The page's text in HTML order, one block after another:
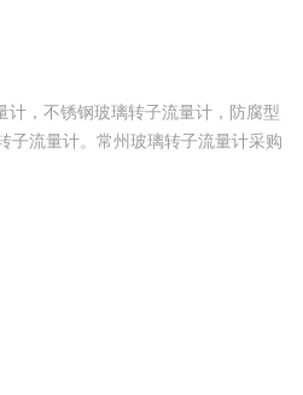
计，不锈钢玻璃转子流量计，防腐型
子流量计。常州玻璃转子流量计采购